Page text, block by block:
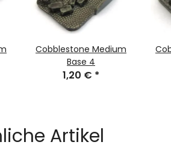
Cobblestone Medium
Base 4
1,20 € *
Artikel